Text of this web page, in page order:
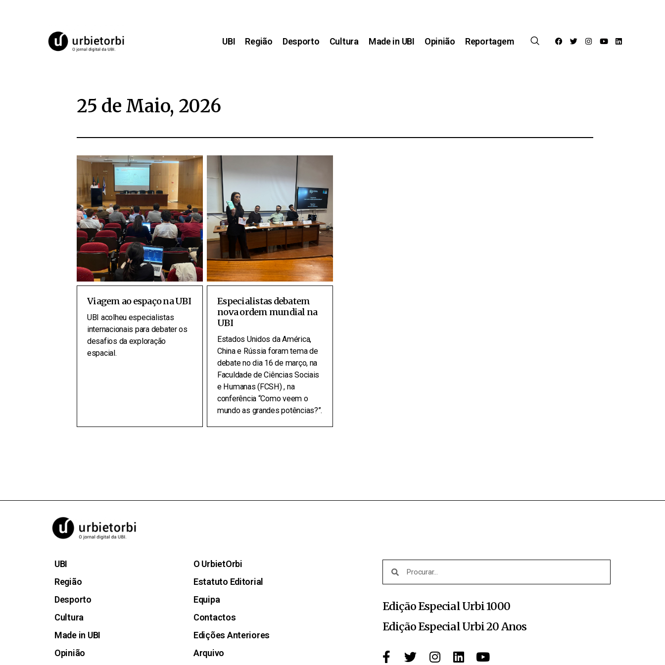
UBI Região Desporto Cultura Made in UBI Opinião Reportagem
25 de Maio, 2026
Viagem ao espaço na UBI
UBI acolheu especialistas
internacionais para debater os
desafios da exploração
espacial.
Especialistas debatem
nova ordem mundial na
UBI
Estados Unidos da América,
China e Rússia foram tema de
debate no dia 16 de março, na
Faculdade de Ciências Sociais
e Humanas (FCSH) , na
conferência “Como veem o
mundo as grandes potências?”.
UBI
Região
Desporto
Cultura
Made in UBI
Opinião
O UrbietOrbi
Estatuto Editorial
Equipa
Contactos
Edições Anteriores
Arquivo
Edição Especial Urbi 1000
Edição Especial Urbi 20 Anos